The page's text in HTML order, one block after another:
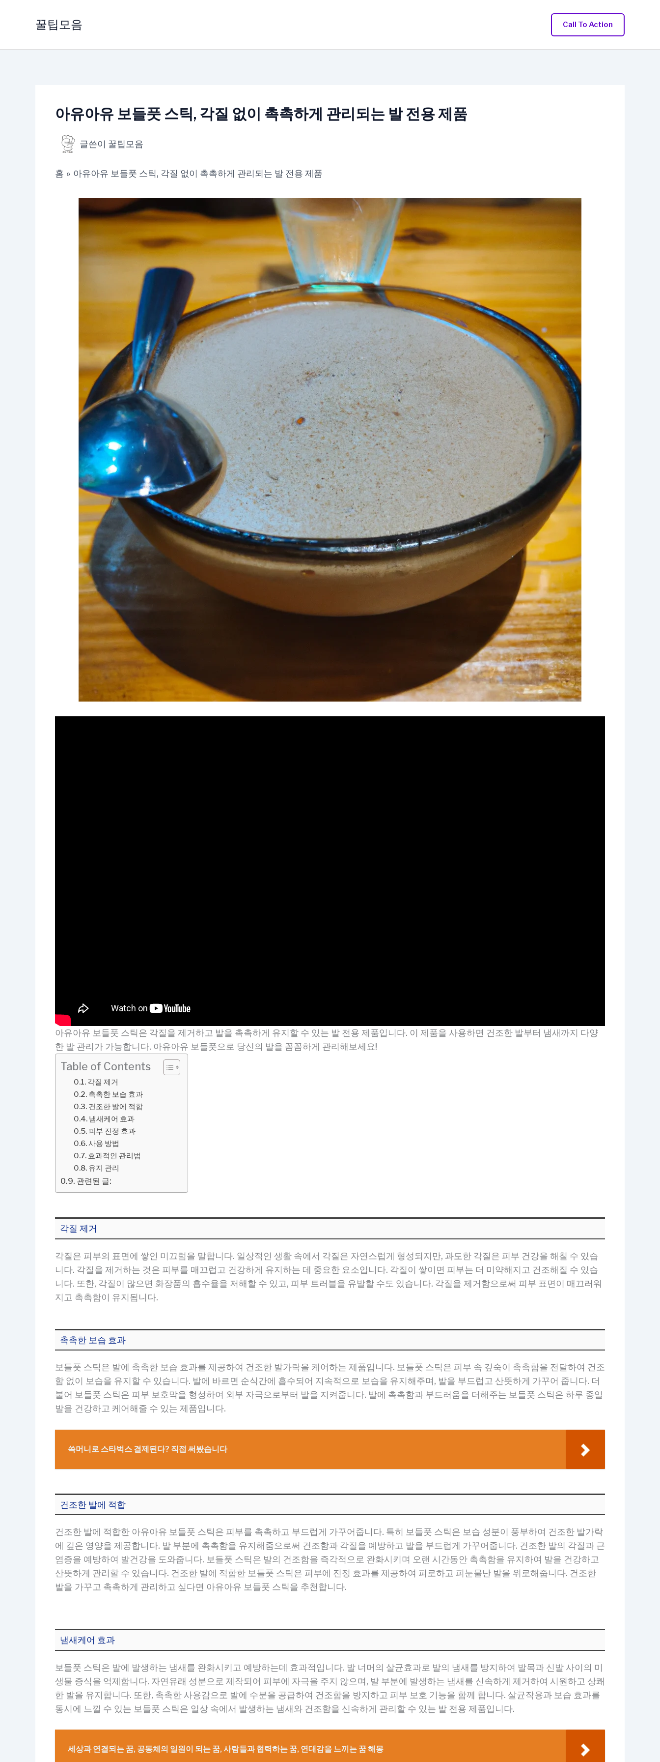
로
꿀팁모음 Call To Action
아유아유 보들풋 스틱, 각질 없이 촉촉하게 관리되는 발 전용 제품
글쓴이 꿀팁모음
홈 아유아유 보들풋 스틱, 각질 없이 촉촉하게 관리되는 발 전용 제품
아유아유 보들풋 스틱은 각질을 제거하고 발을 촉촉하게 유지할 수 있는 발 전용 제품입니다. 이 제품을 사용하면 건조한 발부터 냄새까지 다양
한 발 관리가 가능합니다. 아유아유 보들풋으로 당신의 발을 꼼꼼하게 관리해보세요!
Table of Contents
각질 제거
촉촉한 보습 효과
건조한 발에 적합
냄새케어 효과
피부 진정 효과
사용 방법
효과적인 관리법
유지 관리
관련된 글:
각질 제거
각질은 피부의 표면에 쌓인 미끄럼을 말합니다. 일상적인 생활 속에서 각질은 자연스럽게 형성되지만, 과도한 각질은 피부 건강을 해칠 수 있습
니다. 각질을 제거하는 것은 피부를 매끄럽고 건강하게 유지하는 데 중요한 요소입니다. 각질이 쌓이면 피부는 더 미약해지고 건조해질 수 있습
니다. 또한, 각질이 많으면 화장품의 흡수율을 저해할 수 있고, 피부 트러블을 유발할 수도 있습니다. 각질을 제거함으로써 피부 표면이 매끄러워
지고 촉촉함이 유지됩니다.
촉촉한 보습 효과
보들풋 스틱은 발에 촉촉한 보습 효과를 제공하여 건조한 발가락을 케어하는 제품입니다. 보들풋 스틱은 피부 속 깊숙이 촉촉함을 전달하여 건조
함 없이 보습을 유지할 수 있습니다. 발에 바르면 순식간에 흡수되어 지속적으로 보습을 유지해주며, 발을 부드럽고 산뜻하게 가꾸어 줍니다. 더
불어 보들풋 스틱은 피부 보호막을 형성하여 외부 자극으로부터 발을 지켜줍니다. 발에 촉촉함과 부드러움을 더해주는 보들풋 스틱은 하루 종일
발을 건강하고 케어해줄 수 있는 제품입니다.
쓱머니로 스타벅스 결제된다? 직접 써봤습니다
건조한 발에 적합
건조한 발에 적합한 아유아유 보들풋 스틱은 피부를 촉촉하고 부드럽게 가꾸어줍니다. 특히 보들풋 스틱은 보습 성분이 풍부하여 건조한 발가락
에 깊은 영양을 제공합니다. 발 부분에 촉촉함을 유지해줌으로써 건조함과 각질을 예방하고 발을 부드럽게 가꾸어줍니다. 건조한 발의 각질과 근
염증을 예방하여 발건강을 도와줍니다. 보들풋 스틱은 발의 건조함을 즉각적으로 완화시키며 오랜 시간동안 촉촉함을 유지하여 발을 건강하고
산뜻하게 관리할 수 있습니다. 건조한 발에 적합한 보들풋 스틱은 피부에 진정 효과를 제공하여 피로하고 피눈물난 발을 위로해줍니다. 건조한
발을 가꾸고 촉촉하게 관리하고 싶다면 아유아유 보들풋 스틱을 추천합니다.
냄새케어 효과
보들풋 스틱은 발에 발생하는 냄새를 완화시키고 예방하는데 효과적입니다. 발 너머의 살균효과로 발의 냄새를 방지하여 발목과 신발 사이의 미
생물 증식을 억제합니다. 자연유래 성분으로 제작되어 피부에 자극을 주지 않으며, 발 부분에 발생하는 냄새를 신속하게 제거하여 시원하고 상쾌
한 발을 유지합니다. 또한, 촉촉한 사용감으로 발에 수분을 공급하여 건조함을 방지하고 피부 보호 기능을 함께 합니다. 살균작용과 보습 효과를
동시에 느낄 수 있는 보들풋 스틱은 일상 속에서 발생하는 냄새와 건조함을 신속하게 관리할 수 있는 발 전용 제품입니다.
세상과 연결되는 꿈, 공동체의 일원이 되는 꿈, 사람들과 협력하는 꿈, 연대감을 느끼는 꿈 해몽